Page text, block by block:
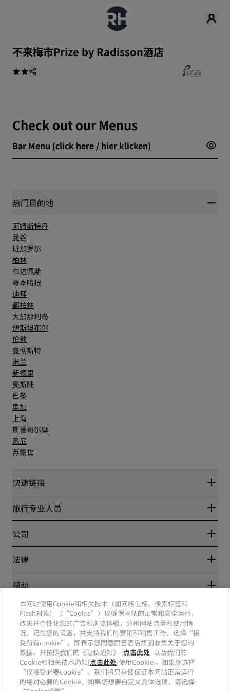
‌不来梅市Prize by Radisson酒店
Check out our Menus
Bar Menu (click here / hier klicken)
热门目的地
阿姆斯特丹
曼谷
班加罗尔
柏林
布达佩斯
哥本哈根
迪拜
都柏林
大加那利岛
伊斯坦布尔
伦敦
曼彻斯特
米兰
新德里
奥斯陆
巴黎
里加
上海
斯德哥尔摩
悉尼
苏黎世
快速链接
丽赏会
Blog
目的地
丽笙酒店集团APP
体育认证酒店
家庭友好型酒店
旅行专业人员
合作伙伴
公司
丽笙酒店集团
工作机会 RHG
工作机会 PPHE
工作机会 EHL
The Club by RHG
发展机会
责任经营
采购
法律
隐私中心
丽赏会条款和条件
网站使用协议
数字无障碍
现代奴隶制声明
帮助
消费者警示
联系方式
常见问题
网站地图
社交媒体
丽笙酒店集团品牌
本网站使用Cookie和相关技术（如网络信标、像素标签和
Flash对象）（“Cookie”）以确保网站的正常和安全运行，
改善并个性化您的广告和浏览体验，分析网站流量和使用情
况，记住您的设置，并支持我们的营销和销售工作。选择“接
受所有cookie”，即表示您同意丽笙酒店集团收集关于您的
数据，并按照我们的《隐私通知》 [点击此处] 以及我们的
Cookie和相关技术通知[点击此处]使用Cookie 。如果您选择
“仅接受必要cookie”，我们将只存储保证本网站正常运行
的绝对必要的Cookie。如果您想要自定义具体选项，请选择